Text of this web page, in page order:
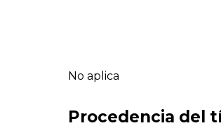
No aplica
Procedencia del